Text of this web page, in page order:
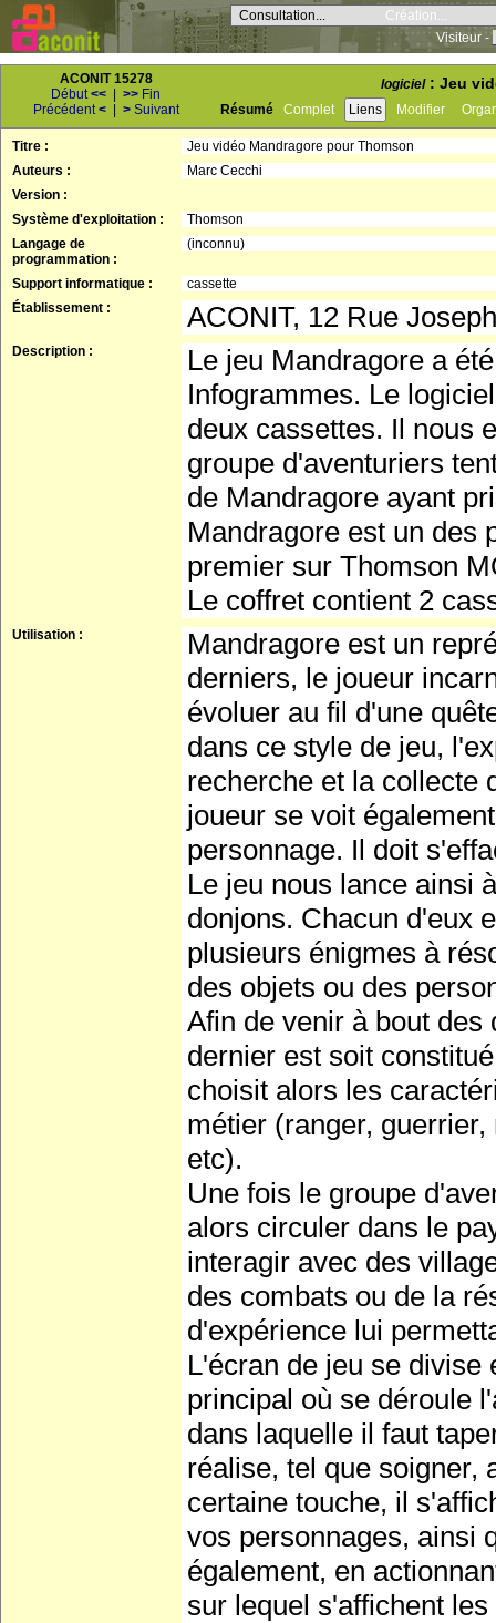
Consultation...
Création...
Visiteur -
ACONIT 15278
Début<< >> Fin
Précédent< > Suivant
logiciel: Jeu
Résumé Complet Liens Modifier
Titre :
Jeu vidéo Mandragore pour Thomson
Auteurs :
Marc Cecchi
Version :
Système d'exploitation :
Thomson
Langage de
programmation :
(inconnu)
Support informatique :
cassette
Établissement :
ACONIT, 12 Rue
Description :
Le jeu Mandragore a
Infogrammes. Le
deux cassettes. Il nous
groupe d'aventuriers
de Mandragore ayant
Mandragore est un des
premier sur Thomson
Le coffret contient 2
Utilisation :
Mandragore est un
derniers, le joueur
évoluer au fil d'une
dans ce style de jeu,
recherche et la collecte
joueur se voit
personnage. Il doit
Le jeu nous lance ainsi
donjons. Chacun d'eux
plusieurs énigmes à
des objets ou des
Afin de venir à bout
dernier est soit
choisit alors les
métier (ranger,
etc).
Une fois le groupe
alors circuler dans le
interagir avec des
des combats ou de la
d'expérience lui
L'écran de jeu se divise
principal où se déroule
dans laquelle il faut
réalise, tel que soigner,
certaine touche, il
vos personnages, ainsi
également, en
sur lequel s'affichent